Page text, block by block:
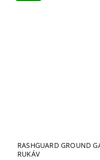
RASHGUARD GROUND
RUKÁV